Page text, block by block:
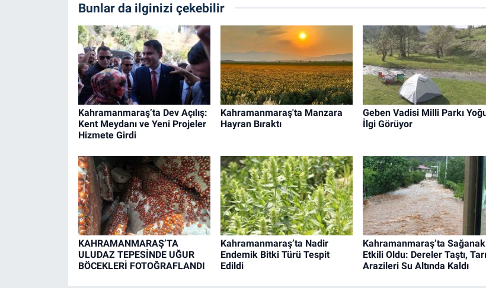
Bunlar da ilginizi çekebilir
Kahramanmaraş’ta Dev Açılış:
Kent Meydanı ve Yeni Projeler
Hizmete Girdi
Kahramanmaraş'ta Manzara
Hayran Bıraktı
Geben Vadisi Milli Parkı
İlgi Görüyor
KAHRAMANMARAŞ’TA
ULUDAZ TEPESİNDE UĞUR
BÖCEKLERİ FOTOĞRAFLANDI
Kahramanmaraş’ta Nadir
Endemik Bitki Türü Tespit
Edildi
Kahramanmaraş’ta Sağanak
Etkili Oldu: Dereler Taştı,
Arazileri Su Altında Kaldı